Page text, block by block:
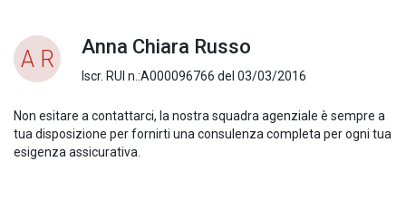
A R Anna Chiara Russo
Iscr. RUI n.:A000096766 del 03/03/2016
Non esitare a contattarci, la nostra squadra agenziale è sempre a
tua disposizione per fornirti una consulenza completa per ogni tua
esigenza assicurativa.